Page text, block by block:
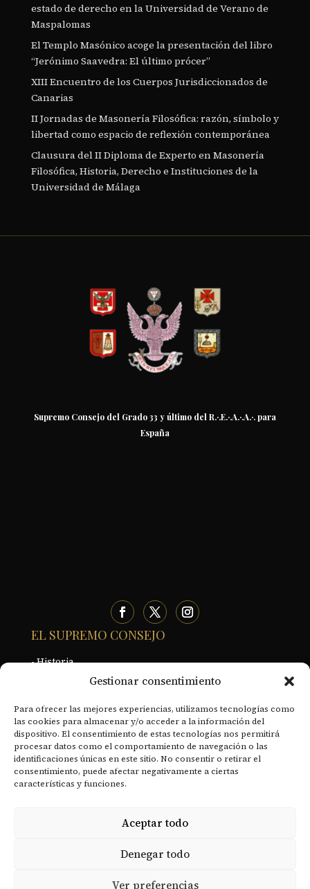
Gestionar consentimiento
Para ofrecer las mejores experiencias, utilizamos tecnologías como
las cookies para almacenar y/o acceder a la información del
dispositivo. El consentimiento de estas tecnologías nos permitirá
procesar datos como el comportamiento de navegación o las
identificaciones únicas en este sitio. No consentir o retirar el
consentimiento, puede afectar negativamente a ciertas
características y funciones.
Aceptar todo
Denegar todo
Ver preferencias
estado de derecho en la Universidad de Verano de
Maspalomas
El Templo Masónico acoge la presentación del libro
“Jerónimo Saavedra: El último prócer”
XIII Encuentro de los Cuerpos Jurisdiccionados de
Canarias
II Jornadas de Masonería Filosófica: razón, símbolo y
libertad como espacio de reflexión contemporánea
Clausura del II Diploma de Experto en Masonería
Filosófica, Historia, Derecho e Instituciones de la
Universidad de Málaga
Supremo Consejo del Grado 33 y último del R.·.E.·.A.·.A.·. para
España
EL SUPREMO CONSEJO
- Historia
- Organización territorial
- Declaración de principios
- Sentido y Misión del Rito Escocés
- Soberanos Grandes Comendadores
- Documentos Históricos
- Academia de Estudios Masónicos